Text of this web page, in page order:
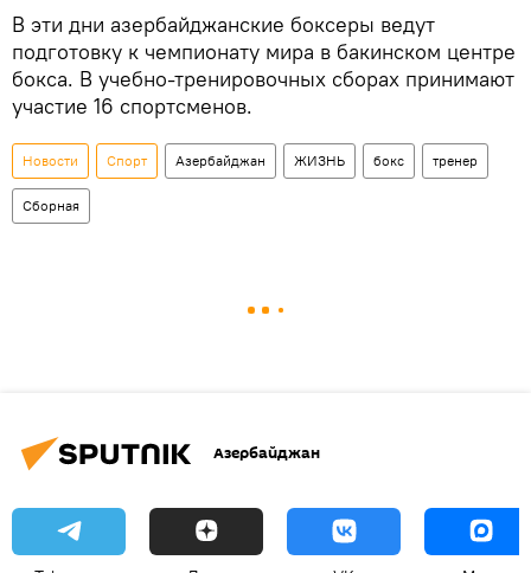
В эти дни азербайджанские боксеры ведут
подготовку к чемпионату мира в бакинском центре
бокса. В учебно-тренировочных сборах принимают
участие 16 спортсменов.
Новости Спорт Азербайджан ЖИЗНЬ бокс тренер
Сборная
Азербайджан